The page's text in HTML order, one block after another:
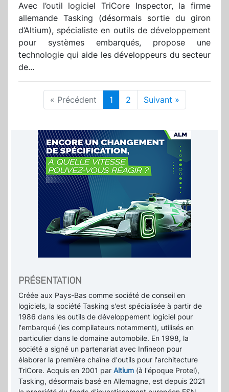
Avec l’outil logiciel TriCore Inspector, la firme
allemande Tasking (désormais sortie du giron
d’Altium), spécialiste en outils de développement
pour systèmes embarqués, propose une
technologie qui aide les développeurs du secteur
de...
« Précédent 1 2 Suivant »
PRÉSENTATION
Créée aux Pays-Bas comme société de conseil en
logiciels, la société Tasking s'est spécialisée à partir de
1986 dans les outils de développement logiciel pour
l'embarqué (les compilateurs notamment), utilisés en
particulier dans le domaine automobile. En 1998, la
société a signé un partenariat avec Infineon pour
élaborer la première chaîne d'outils pour l'architecture
TriCore. Acquis en 2001 par Altium (à l'époque Protel),
Tasking, désormais basé en Allemagne, est depuis 2021